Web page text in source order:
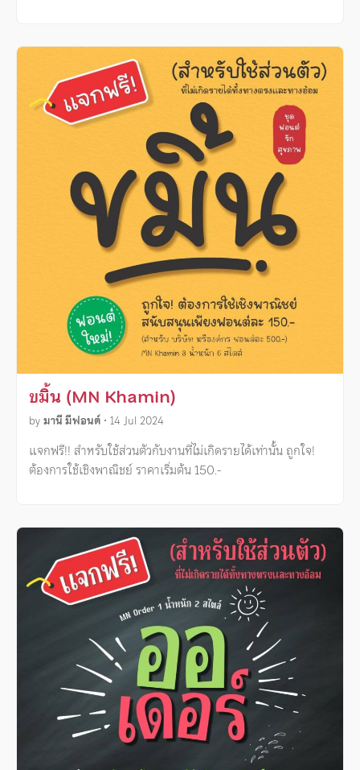
ขมิ้น (MN Khamin)
byมานี มีฟอนต์ • 14 Jul 2024
แจกฟรี!! สำหรับใช้ส่วนตัวกับงานที่ไม่เกิดรายได้เท่านั้น ถูกใจ!
ต้องการใช้เชิงพาณิชย์ ราคาเริ่มต้น 150.-